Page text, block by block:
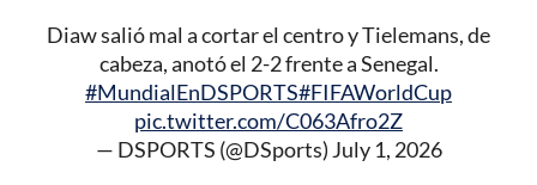
Diaw salió mal a cortar el centro y Tielemans, de
cabeza, anotó el 2-2 frente a Senegal.
#MundialEnDSPORTS#FIFAWorldCup
pic.twitter.com/C063Afro2Z
— DSPORTS (@DSports) July 1, 2026